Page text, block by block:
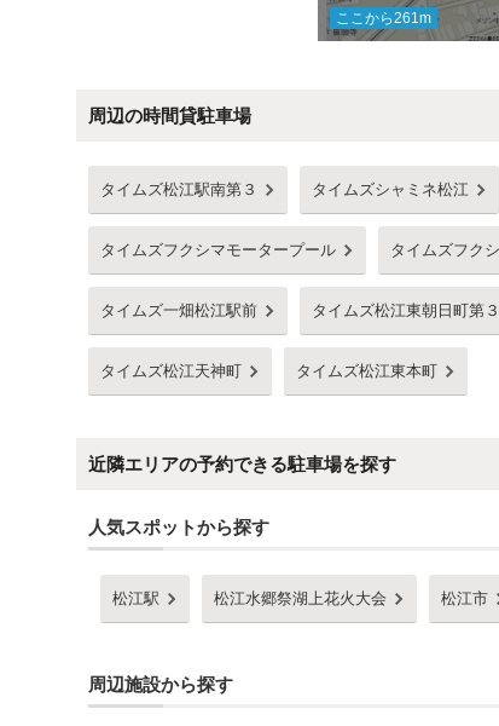
ここから261m
周辺の時間貸駐車場
タイムズ松江駅南第３ タイムズシャミネ松江
タイムズフクシマモータープール タイムズフク
タイムズ一畑松江駅前 タイムズ松江東朝日町第３
タイムズ松江天神町 タイムズ松江東本町
近隣エリアの予約できる駐車場を探す
人気スポットから探す
松江駅 松江水郷祭湖上花火大会 松江市
周辺施設から探す